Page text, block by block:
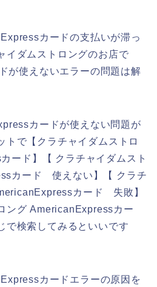
カードの支払いが滞っ
イダムストロングのお店で
が使えないエラーの問題は解
カードが使えない問題が
トで【クラチャイダムストロ
ード】【 クラチャイダムスト
カード 使えない】【 クラチ
カード 失敗】
ング AmericanExpressカー
検索してみるといいです
カードエラーの原因を